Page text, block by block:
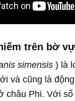
trên bờ
simensis ) là
và cũng là
châu Phi. Với